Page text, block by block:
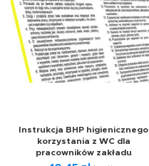
Instrukcja BHP higienicznego
korzystania z WC dla
pracowników zakładu